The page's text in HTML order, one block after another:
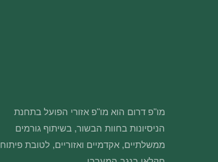
מו"פ דרום הוא מו"פ אזורי הפועל בתחנת
הניסיונות בחוות הבשור, בשיתוף גורמים
ממשלתיים, אקדמיים ואזוריים, לטובת פיתוח